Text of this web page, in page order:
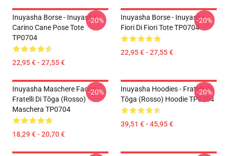
Inuyasha Borse - Inuyasha
Carino Cane Pose Tote
TP0704
22,95 € - 27,55 €
-20%
Inuyasha Borse - Inuyasha
Fiori Di Fiori Tote TP0704
22,95 € - 27,55 €
-20%
Inuyasha Maschere Faccia -
Fratelli Di Tōga (rosso)
Maschera TP0704
18,29 € - 20,70 €
-20%
Inuyasha Hoodies - Fratelli Di
Tōga (rosso) Hoodie TP0704
39,51 € - 45,95 €
-20%